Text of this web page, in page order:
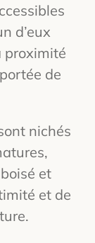
d’eux
proximité
de
nichés
et
et de